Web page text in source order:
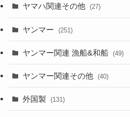
ヤマハ関連その他 (27)
ヤンマー (251)
ヤンマー関連 漁船&和船 (49)
ヤンマー関連その他 (40)
外国製 (131)